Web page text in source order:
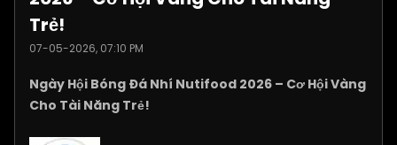
Trẻ!
07-05-2026, 07:10 PM
Ngày Hội Bóng Đá Nhí Nutifood 2026 – Cơ Hội Vàng
Cho Tài Năng Trẻ!